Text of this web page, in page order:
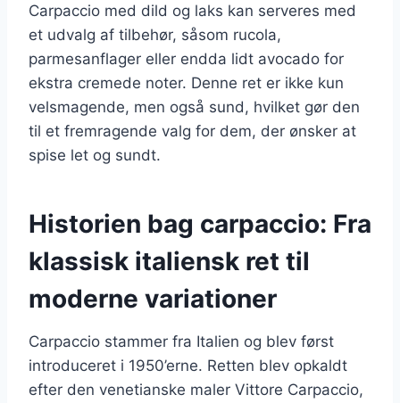
Carpaccio med dild og laks kan serveres med
et udvalg af tilbehør, såsom rucola,
parmesanflager eller endda lidt avocado for
ekstra cremede noter. Denne ret er ikke kun
velsmagende, men også sund, hvilket gør den
til et fremragende valg for dem, der ønsker at
spise let og sundt.
Historien bag carpaccio: Fra
klassisk italiensk ret til
moderne variationer
Carpaccio stammer fra Italien og blev først
introduceret i 1950’erne. Retten blev opkaldt
efter den venetianske maler Vittore Carpaccio,